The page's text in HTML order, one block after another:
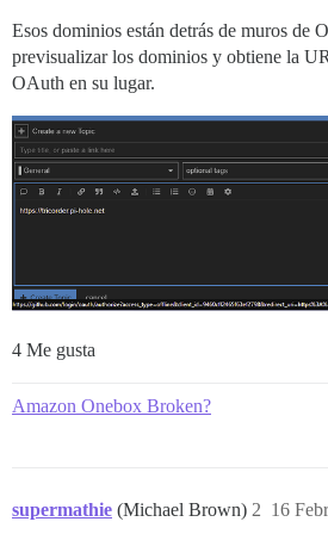
Esos dominios están detrás de muros de
previsualizar los dominios y obtiene la
OAuth en su lugar.
4 Me gusta
Amazon Onebox Broken?
supermathie (Michael Brown) 16
2